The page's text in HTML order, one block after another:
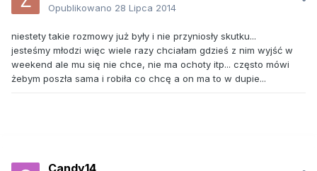
Opublikowano 28 Lipca 2014
niestety takie rozmowy już były i nie przyniosły skutku...
jesteśmy młodzi więc wiele razy chciałam gdzieś z nim wyjść w
weekend ale mu się nie chce, nie ma ochoty itp... często mówi
żebym poszła sama i robiła co chcę a on ma to w dupie...